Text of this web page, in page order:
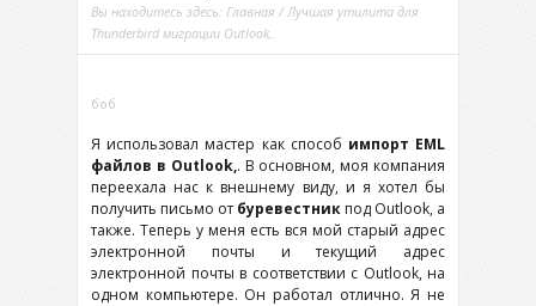
Вы находитесь здесь: Главная / Лучшая утилита для
Thunderbird миграции Outlook,.
боб
Я использовал мастер как способ импорт EML
файлов в Outlook,. В основном, моя компания
переехала нас к внешнему виду, и я хотел бы
получить письмо от буревестник под Outlook, а
также. Теперь у меня есть вся мой старый адрес
электронной почты и текущий адрес
электронной почты в соответствии с Outlook, на
одном компьютере. Он работал отлично. Я не